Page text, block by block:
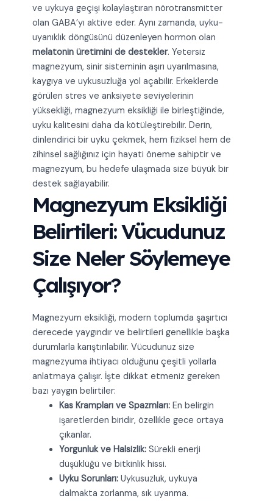
ve uykuya geçişi kolaylaştıran nörotransmitter
olan GABA’yı aktive eder. Aynı zamanda, uyku-
uyanıklık döngüsünü düzenleyen hormon olan
melatonin üretimini de destekler. Yetersiz
magnezyum, sinir sisteminin aşırı uyarılmasına,
kaygıya ve uykusuzluğa yol açabilir. Erkeklerde
görülen stres ve anksiyete seviyelerinin
yüksekliği, magnezyum eksikliği ile birleştiğinde,
uyku kalitesini daha da kötüleştirebilir. Derin,
dinlendirici bir uyku çekmek, hem fiziksel hem de
zihinsel sağlığınız için hayati öneme sahiptir ve
magnezyum, bu hedefe ulaşmada size büyük bir
destek sağlayabilir.
Magnezyum Eksikliği
Belirtileri: Vücudunuz
Size Neler Söylemeye
Çalışıyor?
Magnezyum eksikliği, modern toplumda şaşırtıcı
derecede yaygındır ve belirtileri genellikle başka
durumlarla karıştırılabilir. Vücudunuz size
magnezyuma ihtiyacı olduğunu çeşitli yollarla
anlatmaya çalışır. İşte dikkat etmeniz gereken
bazı yaygın belirtiler:
Kas Krampları ve Spazmları:En belirgin
işaretlerden biridir, özellikle gece ortaya
çıkanlar.
Yorgunluk ve Halsizlik:Sürekli enerji
düşüklüğü ve bitkinlik hissi.
Uyku Sorunları:Uykusuzluk, uykuya
dalmakta zorlanma, sık uyanma.